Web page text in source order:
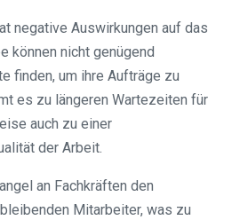
negative Auswirkungen auf das
können nicht genügend
finden, um ihre Aufträge zu
es zu längeren Wartezeiten für
auch zu einer
der Arbeit.
an Fachkräften den
Mitarbeiter, was zu